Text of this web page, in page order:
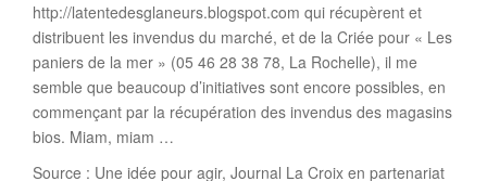
i
t
http://latentedesglaneurs.blogspot.com qui récupèrent et
distribuent les invendus du marché, et de la Criée pour « Les
paniers de la mer » (05 46 28 38 78, La Rochelle), il me
semble que beaucoup d’initiatives sont encore possibles, en
commençant par la récupération des invendus des magasins
bios. Miam, miam …
Source : Une idée pour agir, Journal La Croix en partenariat